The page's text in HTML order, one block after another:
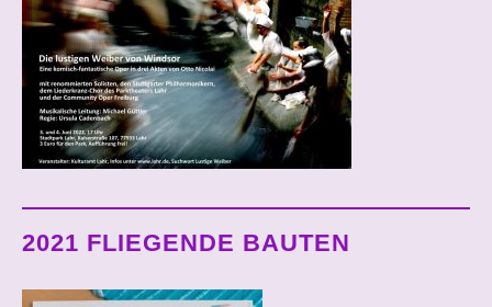
2021 FLIEGENDE BAUTEN